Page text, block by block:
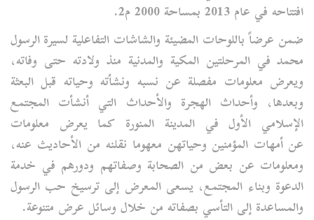
افتتاحه في عام 2013 بمساحة 2000 م2.
ضمن عرضاً باللوحات المضيئة والشاشات التفاعلية لسيرة الرسول
محمد في المرحلتين المكية والمدنية منذ ولادته حتى وفاته،
ويعرض معلومات مفصلة عن نسبه ونشأته وحياته قبل البعثة
وبعدها، وأحداث الهجرة والأحداث التي أنشأت المجتمع
الإسلامي الأول في المدينة المنورة كما يعرض معلومات
عن أمهات المؤمنين وحياتهن معهوما نقلنه من الأحاديث عنه،
ومعلومات عن بعض من الصحابة وصفاتهم ودورهم في خدمة
الدعوة وبناء المجتمع، يسعى المعرض إلى ترسيخ حب الرسول
والمساعدة إلى التأسي بصفاته من خلال وسائل عرض متنوعة.